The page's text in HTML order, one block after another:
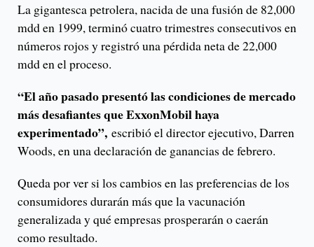
La gigantesca petrolera, nacida de una fusión de 82,000
mdd en 1999, terminó cuatro trimestres consecutivos en
números rojos y registró una pérdida neta de 22,000
mdd en el proceso.
“El año pasado presentó las condiciones de mercado
más desafiantes que ExxonMobil haya
experimentado”, escribió el director ejecutivo, Darren
Woods, en una declaración de ganancias de febrero.
Queda por ver si los cambios en las preferencias de los
consumidores durarán más que la vacunación
generalizada y qué empresas prosperarán o caerán
como resultado.